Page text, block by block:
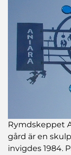
Rymdskeppet
gård är en
invigdes 1984.